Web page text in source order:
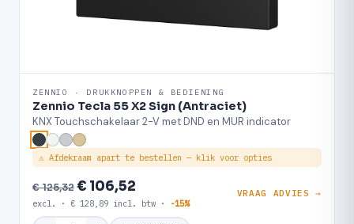
ZENNIO · DRUKKNOPPEN & BEDIENING
Zennio Tecla 55 X2 Sign (Antraciet)
KNX Touchschakelaar 2-V met DND en MUR indicator
⚠ Afdekraam apart te bestellen — klik voor opties
€ 125,32€ 106,52
excl. · € 128,89 incl. btw · -15%
VRAAG ADVIES →